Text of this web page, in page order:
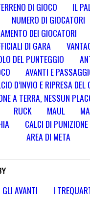
DI GIOCO
IL
NUMERO DI GIOCATORI
DEI GIOCATORI
DI GARA
DEL PUNTEGGIO
AVANTI E
D’INVIO E RIPRESA DEL
A TERRA, NESSUN
RUCK MAUL
CALCI DI PUNIZIONE
AREA DI META
GLI AVANTI I